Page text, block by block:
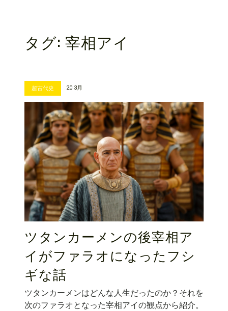
タグ: 宰相アイ
超古代史 20 3月
ツタンカーメンの後宰相ア
イがファラオになったフシ
ギな話
ツタンカーメンはどんな人生だったのか？それを
次のファラオとなった宰相アイの観点から紹介。